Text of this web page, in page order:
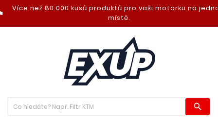
Více než 80.000 kusů produktů pro vaši motorku na
místě.
